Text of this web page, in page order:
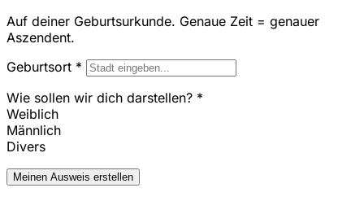
Auf deiner Geburtsurkunde. Genaue Zeit = genauer
Aszendent.
Geburtsort *
Wie sollen wir dich darstellen? *
Weiblich
Männlich
Divers
Meinen Ausweis erstellen